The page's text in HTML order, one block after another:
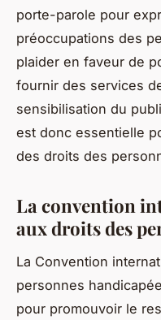
porte-parole pour
préoccupations des
plaider en faveur de
fournir des services
sensibilisation du
est donc essentielle
des droits des
La convention
aux droits des
La Convention
personnes
pour promouvoir le